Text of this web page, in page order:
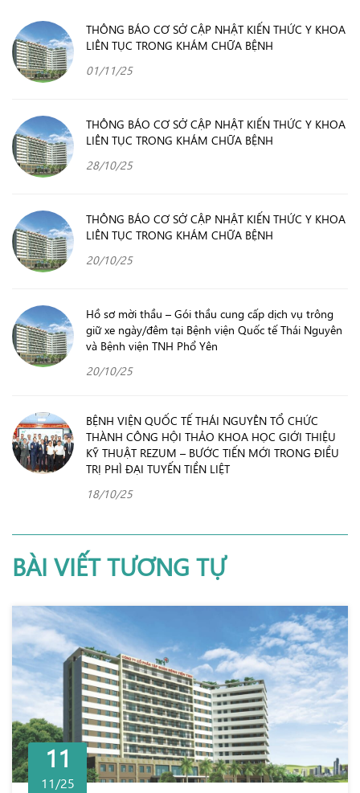
THÔNG BÁO CƠ SỞ CẬP NHẬT KIẾN THỨC Y KHOA
LIÊN TỤC TRONG KHÁM CHỮA BỆNH
01/11/25
THÔNG BÁO CƠ SỞ CẬP NHẬT KIẾN THỨC Y KHOA
LIÊN TỤC TRONG KHÁM CHỮA BỆNH
28/10/25
THÔNG BÁO CƠ SỞ CẬP NHẬT KIẾN THỨC Y KHOA
LIÊN TỤC TRONG KHÁM CHỮA BỆNH
20/10/25
Hồ sơ mời thầu – Gói thầu cung cấp dịch vụ trông
giữ xe ngày/đêm tại Bệnh viện Quốc tế Thái Nguyên
và Bệnh viện TNH Phổ Yên
20/10/25
BỆNH VIỆN QUỐC TẾ THÁI NGUYÊN TỔ CHỨC
THÀNH CÔNG HỘI THẢO KHOA HỌC GIỚI THIỆU
KỸ THUẬT REZUM – BƯỚC TIẾN MỚI TRONG ĐIỀU
TRỊ PHÌ ĐẠI TUYẾN TIỀN LIỆT
18/10/25
BÀI VIẾT TƯƠNG TỰ
11
11/25